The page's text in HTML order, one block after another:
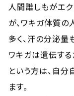
人間誰しもがエ
が、ワキガ体質の
多く、汗の分泌量
ワキガは遺伝す
という方は、自
ます。